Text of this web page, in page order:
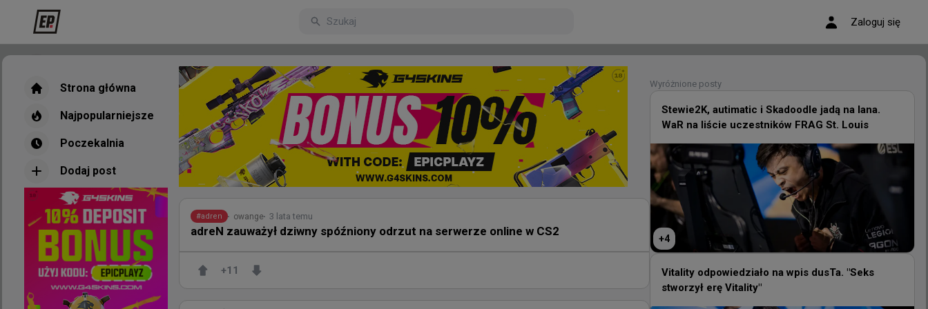
Zaloguj się
Dodaj post
Nowe Najpopularniejsze
autimatic TombStone
Stewie2K, autimatic i Skadoodle jadą na lana. WaR na liście uczestników FRAG St.
Stewie2K, autimatic i Skadoodle jadą na lana.
WaR na liście uczestników FRAG St. Louis
Vitality odpowiedziało na wpis dusTa. "Seks
stworzył erę Vitality"
Strona główna
Najpopularniejsze
Poczekalnia
Dodaj post
#adren owange 3 lata temu
adreN zauważył dziwny spóźniony odrzut na serwerze online w CS2
+11
Wyróżnione posty
Stewie2K, autimatic i Skadoodle jadą na lana.
WaR na liście uczestników FRAG St. Louis
+4
Vitality odpowiedziało na wpis dusTa. "Seks
stworzył erę Vitality"